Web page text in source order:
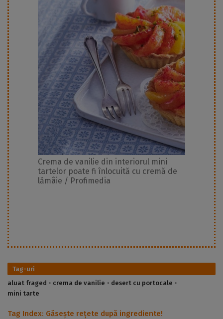
Crema de vanilie din interiorul mini
tartelor poate fi înlocuită cu cremă de
lămâie / Profimedia
Tag-uri
aluat fraged
crema de vanilie
desert cu portocale
mini tarte
Tag Index: Găsește rețete după ingrediente!